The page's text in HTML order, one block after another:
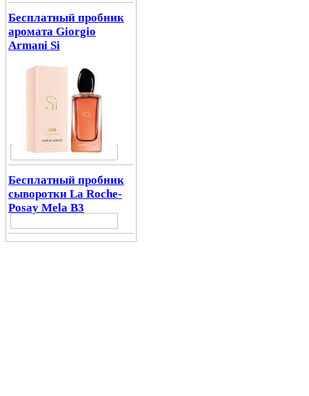
Бесплатный пробник
аромата Giorgio
Armani Si
Бесплатный пробник
сыворотки La Roche-
Posay Mela B3